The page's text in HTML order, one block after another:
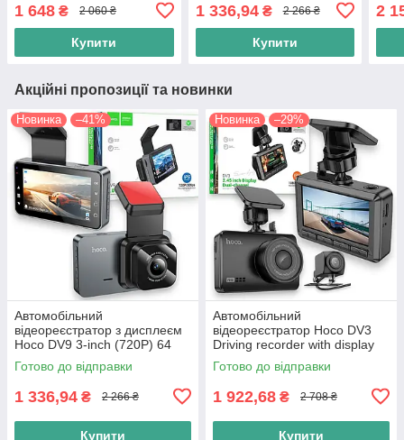
сенсором, кут огляду
145°, 128 ГБ, чорний
1 648 ₴ 2 060 ₴
Купити
автореєстратор, чорний
1 336,94₴ 2 266 ₴
Купити
2
Акційні пропозиції та новинки
Новинка –41%
Автомобільний
відеореєстратор з дисплеєм
Hoco DV9 3-inch (720P) 64
Гбіт-з автореєстратор,
чорний
Готово до відправки
1 336,94 ₴ 2 266 ₴
Купити
Новинка –29%
Автомобільний
відеореєстратор Hoco DV3
Driving recorder with display
Відеореєстратор для авто,
чорний
Готово до відправки
1 922,68 ₴ 2 708 ₴
Купити